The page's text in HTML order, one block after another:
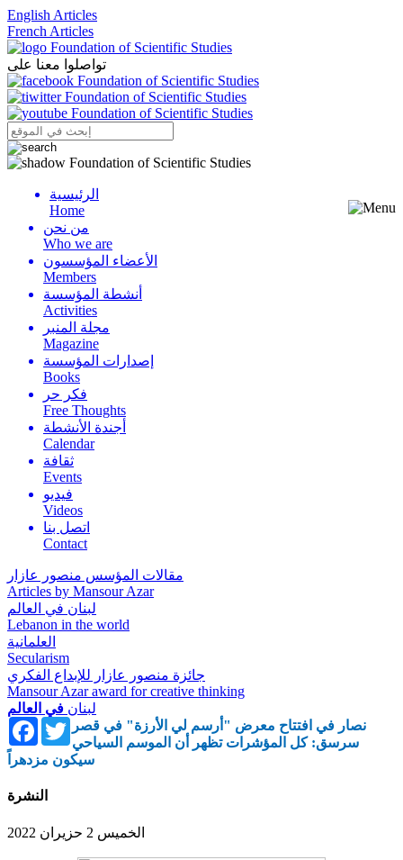
English Articles
French Articles
تواصلوا معنا على
Menu
الرئيسية
Home
من نحن
Who we are
الأعضاء المؤسسون
Members
أنشطة المؤسسة
Activities
مجلة المنبر
Magazine
إصدارات المؤسسة
Books
فكر حر
Free Thoughts
أجندة الأنشطة
Calendar
ثقافة
Events
فيديو
Videos
اتصل بنا
Contact
مقالات المؤسس منصور عازار
Articles by Mansour Azar
لبنان في العالم
Lebanon in the world
العلمانية
Secularism
جائزة منصور عازار للإبداع الفكري
Mansour Azar award for creative thinking
لبنان في العالم
FacebookTwitter
نصار في افتتاح معرض "أرسم لي الأرزة" في قصر
سرسق: كل المؤشرات تظهر أن الموسم السياحي
سيكون مزدهراً
النشرة
الخميس 2 حزيران 2022